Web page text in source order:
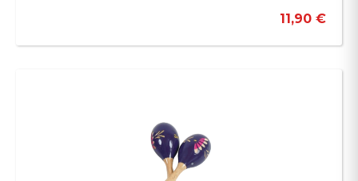
11,90 €